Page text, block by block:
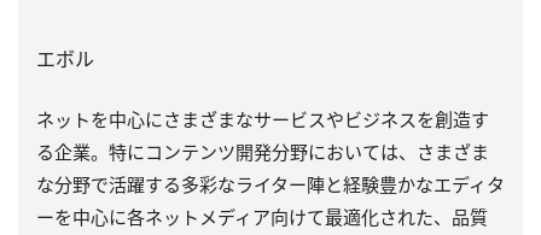
エボル
ネットを中心にさまざまなサービスやビジネスを創造す
る企業。特にコンテンツ開発分野においては、さまざま
な分野で活躍する多彩なライター陣と経験豊かなエディタ
ーを中心に各ネットメディア向けて最適化された、品質